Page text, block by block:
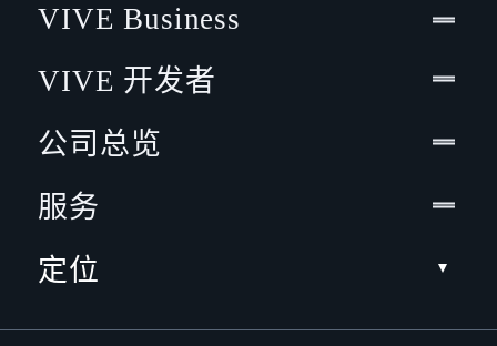
VIVE Business
VIVE 开发者
公司总览
服务
定位